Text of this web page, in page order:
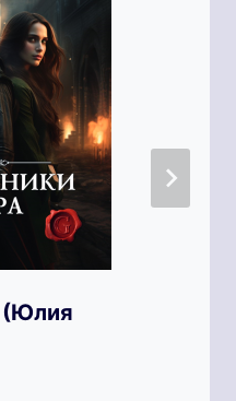
(Юлия